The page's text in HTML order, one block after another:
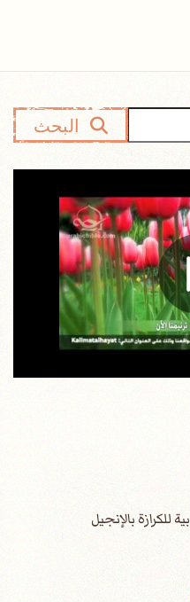
البحث